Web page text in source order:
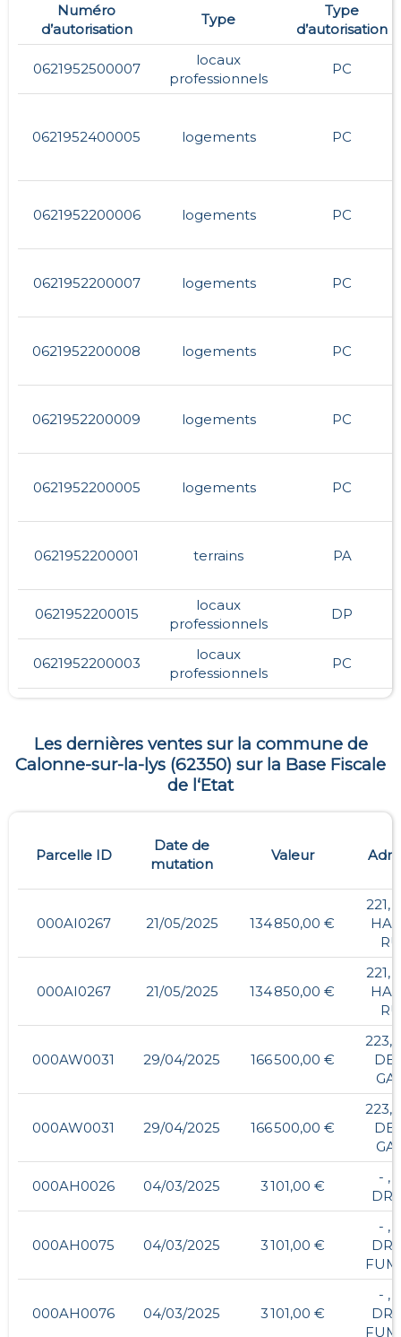
Numéro
d’autorisation
Type
Type
d’autorisation
0621952500007
locaux
professionnels
PC
0621952400005 logements PC
0621952200006 logements PC
0621952200007 logements PC
0621952200008 logements PC
0621952200009 logements PC
0621952200005 logements PC
0621952200001 terrains PA
0621952200015
locaux
professionnels
DP
0621952200003
locaux
professionnels
PC
Les dernières ventes sur la commune de
Calonne-sur-la-lys (62350) sur la Base Fiscale
de l‘Etat
Parcelle ID
Date de
mutation
Valeur
000AI0267 21/05/2025 134 850,00 €
221,
000AI0267 21/05/2025 134 850,00 €
221,
000AW0031 29/04/2025 166 500,00 €
223,
DE
000AW0031 29/04/2025 166 500,00 €
223,
DE
000AH0026 04/03/2025 3 101,00 €
- ,
000AH0075 04/03/2025 3 101,00 €
- ,
000AH0076 04/03/2025 3 101,00 €
- ,